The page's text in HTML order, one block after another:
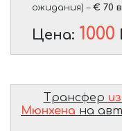
ожидания) – € 70
Цена: 1000
Трансфер
Мюнхена на